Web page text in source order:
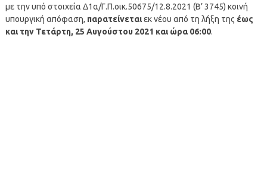
με την υπό στοιχεία Δ1α/Γ.Π.οικ.50675/12.8.2021 (Β’ 3745) κοινή
υπουργική απόφαση, παρατείνεταιεκ νέου από τη λήξη της έως
και την Τετάρτη, 25 Αυγούστου 2021 και ώρα 06:00.